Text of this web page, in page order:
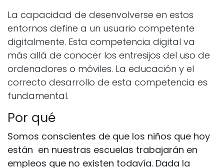
La capacidad de desenvolverse en estos
entornos define a un usuario competente
digitalmente. Esta competencia digital va
más allá de conocer los entresijos del uso de
ordenadores o móviles. La educación y el
correcto desarrollo de esta competencia es
fundamental.
Por qué
Somos conscientes de que los niños que hoy
están en nuestras escuelas trabajarán en
empleos que no existen todavía. Dada la